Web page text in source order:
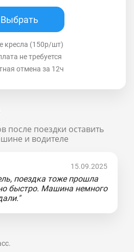
Выбрать
кресла (150р/шт)
не требуется
отмена за 12ч
после поездки оставить
и водителе
15.09.2025
поездка тоже прошла
быстро. Машина немного